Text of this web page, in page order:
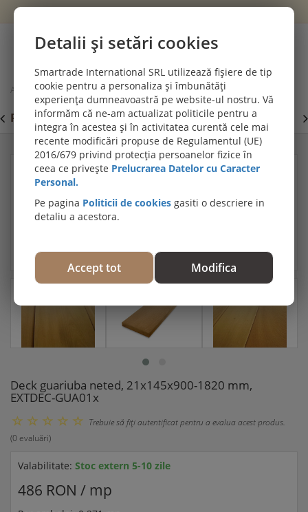
Cont
Acasă
Terase din lemn - pardoseli exterioare
Deck guariuba neted, 21x145x900-1820 mm, EXTDEC-GUA01x
PROMOȚII DE IULIE! PARCHET SPC SI LVT: Viziteaza
secțiunea de pardoseli SPC SI LVT
Deck guariuba neted, 21x145x900-1820 mm,
EXTDEC-GUA01x
Trebuie să fiţi autentificat pentru a evalua acest produs.
(0 evaluări)
Valabilitate: Stoc extern 5-10 zile
486 RON / mp
Detalii și setări cookies
Smartrade International SRL utilizează fișiere de tip
cookie pentru a personaliza și îmbunătăți
experiența dumneavoastră pe website-ul nostru. Vă
informăm că ne-am actualizat politicile pentru a
integra în acestea și în activitatea curentă cele mai
recente modificări propuse de Regulamentul (UE)
2016/679 privind protecția persoanelor fizice în
ceea ce privește Prelucrarea Datelor cu Caracter
Personal.
Pe pagina Politicii de cookies gasiti o descriere in
detaliu a acestora.
Accept tot Modifica